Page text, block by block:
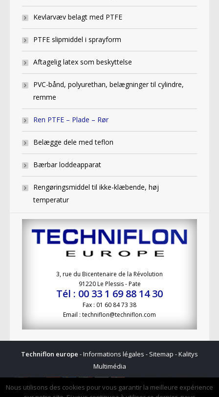
Kevlarvæv belagt med PTFE
PTFE slipmiddel i sprayform
Aftagelig latex som beskyttelse
PVC-bånd, polyurethan, belægninger til cylindre,
remme
Ren PTFE – Plade – Rør
Belægge dele med teflon
Bærbar loddeapparat
Rengøringsmiddel til ikke-klæbende, høj
temperatur
3, rue du Bicentenaire de la Révolution
91220 Le Plessis - Pate
Tél : 00 33 1 69 88 14 30
Fax : 01 60 84 73 38
Email : techniflon@techniflon.com
Techniflon europe -Informations légales - Sitemap -Kalitys
Multimédia
Nous utilisons des cookies pour vous garantir la meilleure expérience